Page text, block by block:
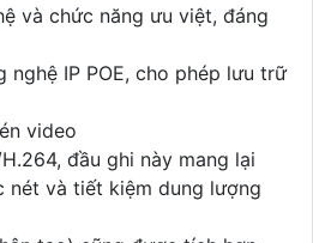
và chức năng ưu việt, đáng
nghệ IP POE, cho phép lưu trữ
video
đầu ghi này mang lại
nét và tiết kiệm dung lượng